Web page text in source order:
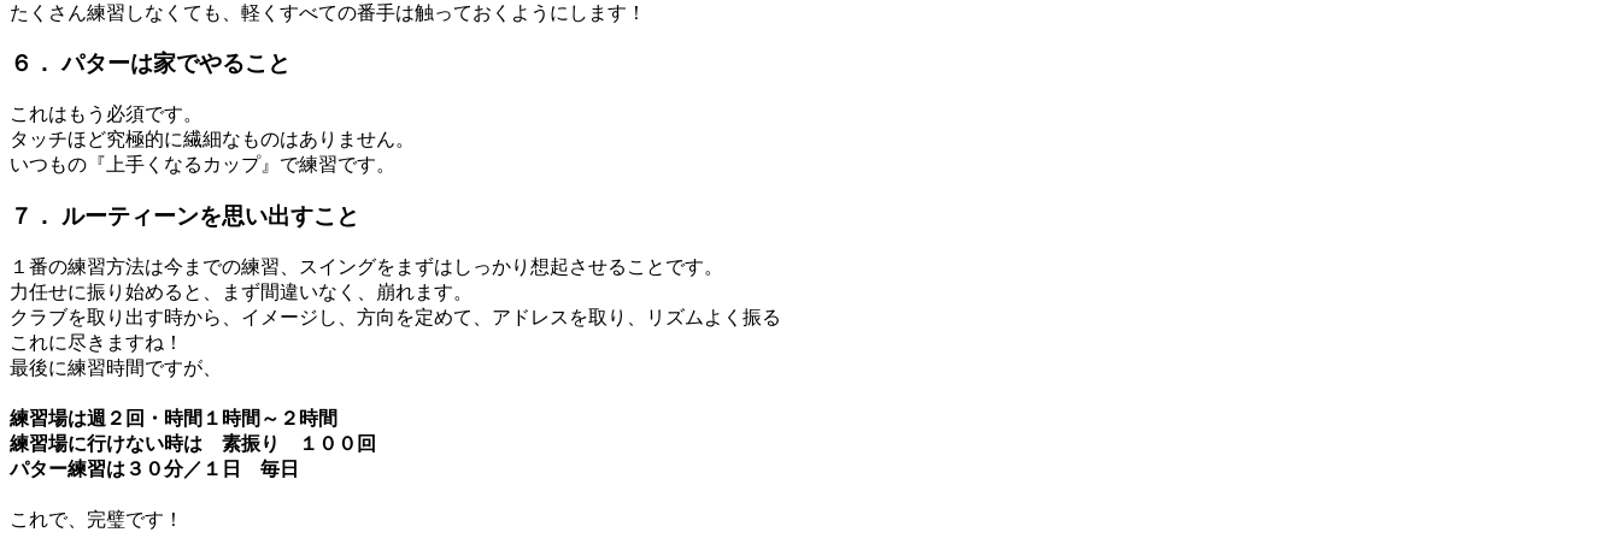
たくさん練習しなくても、軽くすべての番手は触っておくようにします！
６． パターは家でやること
これはもう必須です。
タッチほど究極的に繊細なものはありません。
いつもの『上手くなるカップ』で練習です。
７． ルーティーンを思い出すこと
１番の練習方法は今までの練習、スイングをまずはしっかり想起させることです。
力任せに振り始めると、まず間違いなく、崩れます。
クラブを取り出す時から、イメージし、方向を定めて、アドレスを取り、リズムよく振る
これに尽きますね！
最後に練習時間ですが、
練習場は週２回・時間１時間～２時間
練習場に行けない時は 素振り １００回
パター練習は３０分／１日 毎日
これで、完璧です！